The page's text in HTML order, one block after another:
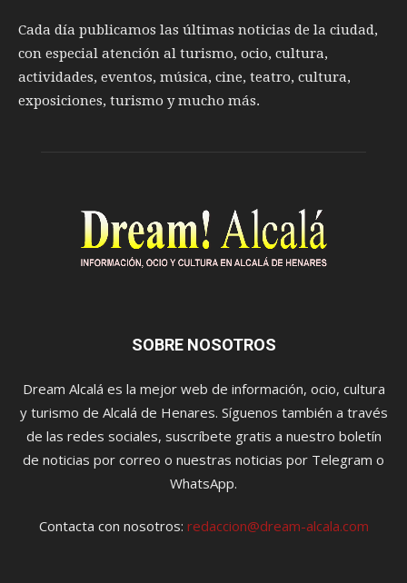
Cada día publicamos las últimas noticias de la ciudad,
con especial atención al turismo, ocio, cultura,
actividades, eventos, música, cine, teatro, cultura,
exposiciones, turismo y mucho más.
SOBRE NOSOTROS
Dream Alcalá es la mejor web de información, ocio, cultura
y turismo de Alcalá de Henares. Síguenos también a través
de las redes sociales, suscríbete gratis a nuestro boletín
de noticias por correo o nuestras noticias por Telegram o
WhatsApp.
Contacta con nosotros: redaccion@dream-alcala.com